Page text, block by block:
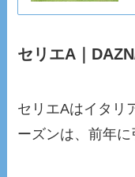
セリエA｜
セリエAはイタリ
ーズンは、前年に